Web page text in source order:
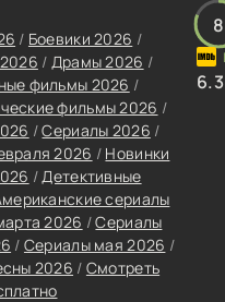
/ Боевики 2026 /
/ Драмы 2026 /
фильмы 2026 /
фильмы 2026 /
/Сериалы 2026 /
2026 / Новинки
/Детективные
сериалы
2026 /Сериалы
/ Сериалы мая 2026 /
2026 / Смотреть
8
6.3